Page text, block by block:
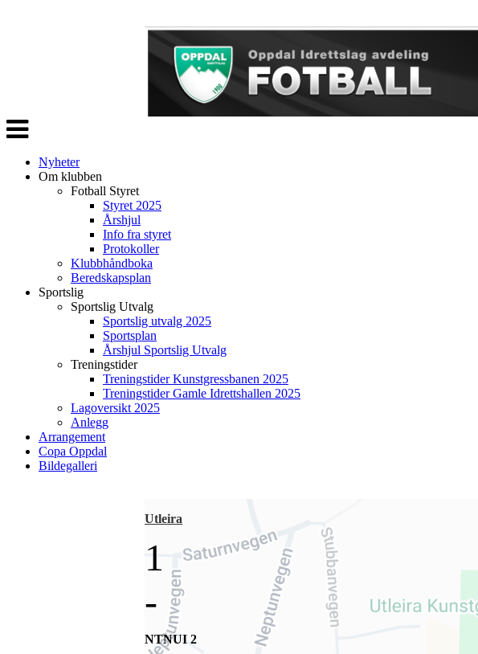
Veksle
navigasjon
Nyheter
Om klubben
Fotball Styret
Styret 2025
Årshjul
Info fra styret
Protokoller
Klubbhåndboka
Beredskapsplan
Sportslig
Sportslig Utvalg
Sportslig utvalg 2025
Sportsplan
Årshjul Sportslig Utvalg
Treningstider
Treningstider Kunstgressbanen 2025
Treningstider Gamle Idrettshallen 2025
Lagoversikt 2025
Anlegg
Arrangement
Copa Oppdal
Bildegalleri
Utleira
1
-
NTNUI 2